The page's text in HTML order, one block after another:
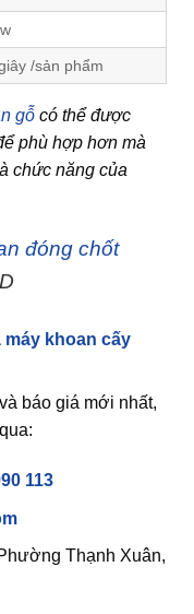
/sản phẩm
gỗ có thể được
phù hợp hơn mà
chức năng của
đóng chốt
khoan cấy
báo giá mới nhất,
113
Thạnh Xuân,